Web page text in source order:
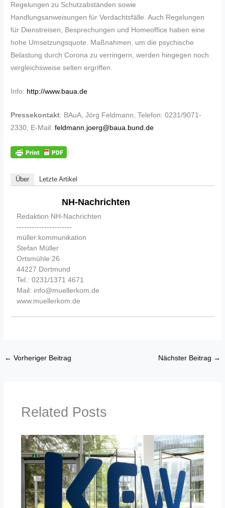
Regelungen zu Schutzabständen sowie
Handlungsanweisungen für Verdachtsfälle. Auch Regelungen
für Dienstreisen, Besprechungen und Homeoffice haben eine
hohe Umsetzungsquote. Maßnahmen, um die psychische
Belastung durch Corona zu verringern, werden hingegen noch
vergleichsweise selten ergriffen.
Info: http://www.baua.de
Pressekontakt: BAuA, Jörg Feldmann, Telefon: 0231/9071-
2330, E-Mail:feldmann.joerg@baua.bund.de
Über Letzte Artikel
NH-Nachrichten
Redaktion NH-Nachrichten
----------------------
müller:kommunikation
Stefan Müller
Ortsmühle 26
44227 Dortmund
Tel.: 0231/1371 4671
Mail: info@muellerkom.de
www.muellerkom.de
← Vorheriger Beitrag Nächster Beitrag →
Related Posts